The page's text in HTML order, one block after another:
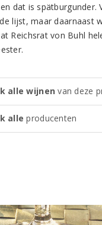
dat is spätburgunder.
lijst, maar daarnaast
Reichsrat von Buhl
alle wijnen van deze
alle producenten